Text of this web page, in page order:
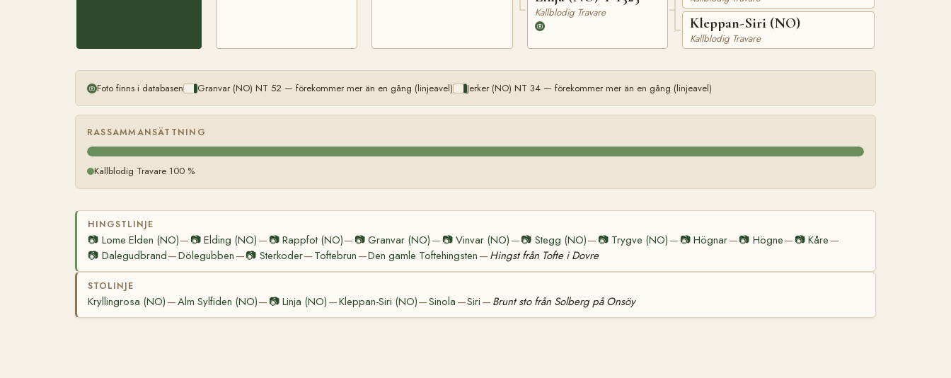
Kallblodig Travare
Kleppan-Siri (NO)
Kallblodig Travare
Foto finns i databasen Granvar (NO) NT 52 — förekommer mer än en gång (linjeavel) Jerker (NO) NT 34 — förekommer mer än en gång (linjeavel)
RASSAMMANSÄTTNING
Kallblodig Travare 100 %
HINGSTLINJE
📷 Lome Elden (NO)— 📷Elding (NO) — 📷 Rappfot (NO)— 📷 Granvar (NO) — 📷Vinvar (NO) —📷 Stegg (NO)— 📷 Trygve (NO) — 📷Högnar—📷 Högne— 📷Kåre —
📷 Dalegudbrand—Dölegubben —📷 Sterkoder— Toftebrun —Den gamle Toftehingsten — Hingst från Tofte i Dovre
STOLINJE
Kryllingrosa (NO) —Alm Sylfiden (NO)— 📷Linja (NO) —Kleppan-Siri (NO)—Sinola —Siri — Brunt sto från Solberg på Onsöy